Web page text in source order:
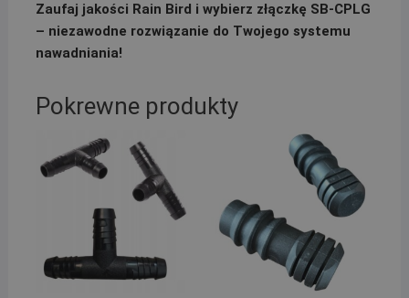
Zaufaj jakości Rain Bird i wybierz złączkę SB-CPLG
– niezawodne rozwiązanie do Twojego systemu
nawadniania!
Pokrewne produkty